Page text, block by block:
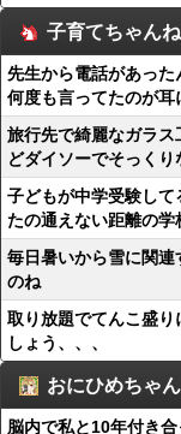
子育てちゃん
先生から電話があっ
何度も言ってたのが耳
旅行先で綺麗なガラ
どダイソーでそっくり
子どもが中学受験し
たの通えない距離の学
毎日暑いから雪に関
のね
取り放題でてんこ盛
しょう、、、
おにひめちゃ
脳内で私と10年付き